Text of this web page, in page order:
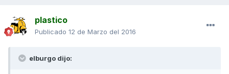
plastico
Publicado 12 de Marzo del 2016
elburgo dijo: